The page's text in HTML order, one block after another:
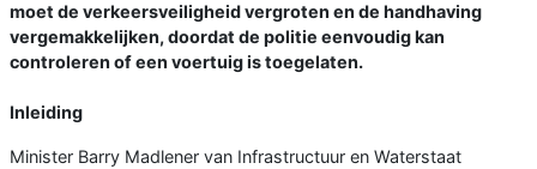
moet de verkeersveiligheid vergroten en de handhaving
vergemakkelijken, doordat de politie eenvoudig kan
controleren of een voertuig is toegelaten.
Inleiding
Minister Barry Madlener van Infrastructuur en Waterstaat